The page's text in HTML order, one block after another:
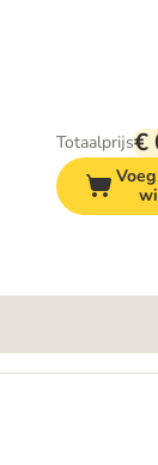
Totaalprijs€